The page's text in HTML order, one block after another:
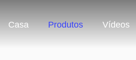
Casa Produtos Vídeos